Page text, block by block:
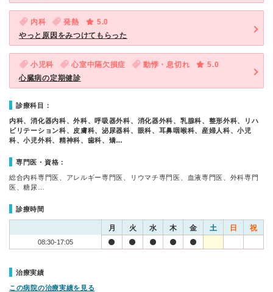
内科 発熱
5.0
やっと原因をみつけてもらった
小児科 心室中隔欠損症 動悸・息切れ
5.0
心臓病の定期健診
診療科目：
内科、消化器内科、外科、呼吸器外科、消化器外科、乳腺科、整形外科、リハ
ビリテーション科、皮膚科、泌尿器科、眼科、耳鼻咽喉科、産婦人科、小児
科、小児外科、精神科、歯科、矯…
専門医・資格：
総合内科専門医、アレルギー専門医、リウマチ専門医、血液専門医、外科専門
医、糖尿…
診療時間
月 火 水 木 金 土 日 祝
08:30-17:05
治療実績
この病院の治療実績を見る